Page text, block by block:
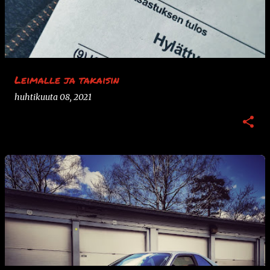
s
t
Leimalle ja takaisin
huhtikuuta 08, 2021